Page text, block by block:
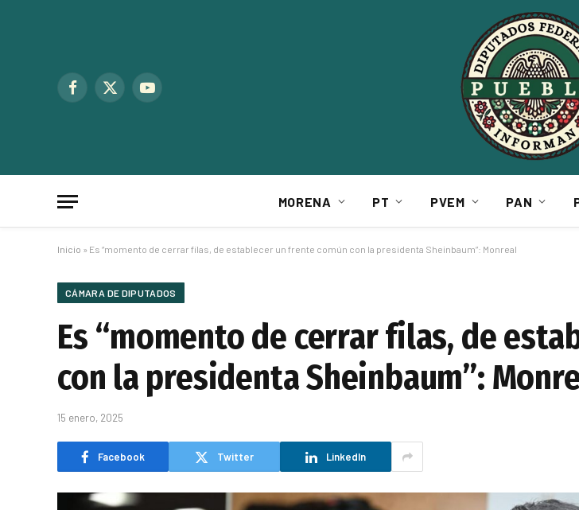
Facebook
X
YouTube
MORENA PT PVEM PAN
Inicio » Es “momento de cerrar filas, de establecer un frente común con la presidenta Sheinbaum”: Monreal
CÁMARA DE DIPUTADOS
Es “momento de cerrar filas, de
con la presidenta Sheinbaum”:
15 enero, 2025
Facebook Twitter LinkedIn